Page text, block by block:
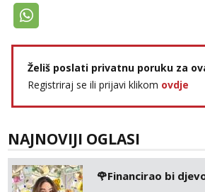
Želiš poslati privatnu poruku za
Registriraj se ili prijavi klikom ovdje
NAJNOVIJI OGLASI
🌹Financirao bi